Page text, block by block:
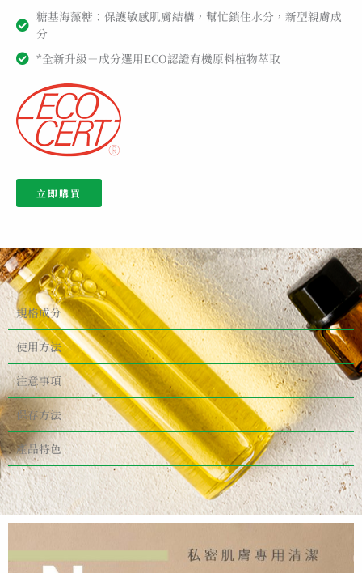
糖基海藻糖：保護敏感肌膚結構，幫忙鎖住水分，新型親膚成
分
*全新升級－成分選用ECO認證有機原料植物萃取
立即購買
規格成分
使用方法
注意事項
保存方法
產品特色